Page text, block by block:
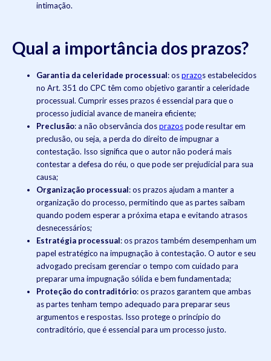
intimação.
Qual a importância dos prazos?
Garantia da celeridade processual: osprazos estabelecidos
no Art. 351 do CPC têm como objetivo garantir a celeridade
processual. Cumprir esses prazos é essencial para que o
processo judicial avance de maneira eficiente;
Preclusão: a não observância dosprazospode resultar em
preclusão, ou seja, a perda do direito de impugnar a
contestação. Isso significa que o autor não poderá mais
contestar a defesa do réu, o que pode ser prejudicial para sua
causa;
Organização processual: os prazos ajudam a manter a
organização do processo, permitindo que as partes saibam
quando podem esperar a próxima etapa e evitando atrasos
desnecessários;
Estratégia processual: os prazos também desempenham um
papel estratégico na impugnação à contestação. O autor e seu
advogado precisam gerenciar o tempo com cuidado para
preparar uma impugnação sólida e bem fundamentada;
Proteção do contraditório: os prazos garantem que ambas
as partes tenham tempo adequado para preparar seus
argumentos e respostas. Isso protege o princípio do
contraditório, que é essencial para um processo justo.